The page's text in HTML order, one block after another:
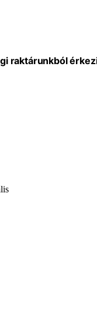
raktárunkból